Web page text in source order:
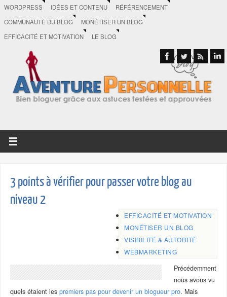
WORDPRESS IDÉES ET CONTENU
RÉFÉRENCEMENT
COMMUNAUTÉ DU BLOG
MONÉTISER UN BLOG
EFFICACITÉ ET MOTIVATION
LE BLOG
3 points à vérifier pour passer votre blog au
niveau 2
EFFICACITÉ ET MOTIVATION
MONÉTISER UN BLOG
VISIBILITÉ & AUTORITÉ
WEBMARKETING
Précédemment
nous avons vu
quels étaient les premiers pas pour devenir un blogueur pro. Mais